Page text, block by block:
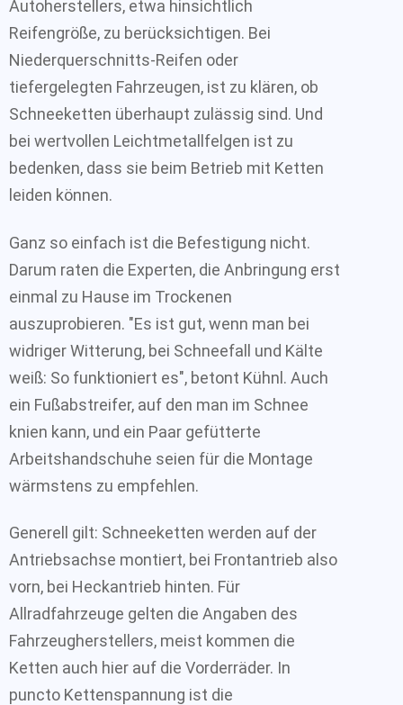
Autoherstellers, etwa hinsichtlich
Reifengröße, zu berücksichtigen. Bei
Niederquerschnitts-Reifen oder
tiefergelegten Fahrzeugen, ist zu klären, ob
Schneeketten überhaupt zulässig sind. Und
bei wertvollen Leichtmetallfelgen ist zu
bedenken, dass sie beim Betrieb mit Ketten
leiden können.
Ganz so einfach ist die Befestigung nicht.
Darum raten die Experten, die Anbringung erst
einmal zu Hause im Trockenen
auszuprobieren. "Es ist gut, wenn man bei
widriger Witterung, bei Schneefall und Kälte
weiß: So funktioniert es", betont Kühnl. Auch
ein Fußabstreifer, auf den man im Schnee
knien kann, und ein Paar gefütterte
Arbeitshandschuhe seien für die Montage
wärmstens zu empfehlen.
Generell gilt: Schneeketten werden auf der
Antriebsachse montiert, bei Frontantrieb also
vorn, bei Heckantrieb hinten. Für
Allradfahrzeuge gelten die Angaben des
Fahrzeugherstellers, meist kommen die
Ketten auch hier auf die Vorderräder. In
puncto Kettenspannung ist die